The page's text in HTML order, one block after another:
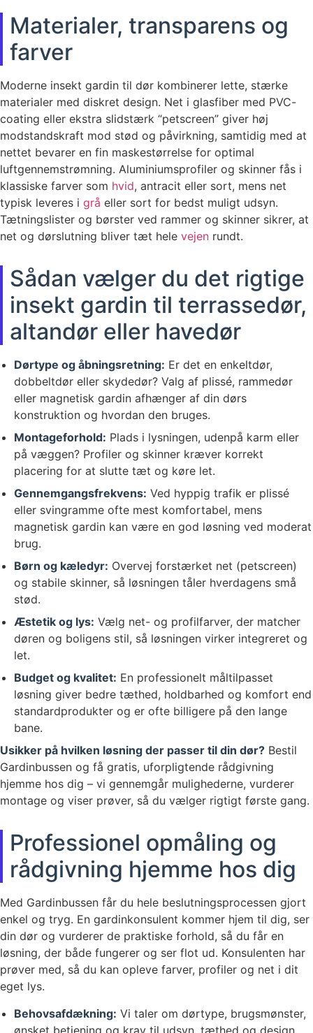
Materialer, transparens og
farver
Moderne insekt gardin til dør kombinerer lette, stærke
materialer med diskret design. Net i glasfiber med PVC-
coating eller ekstra slidstærk “petscreen” giver høj
modstandskraft mod stød og påvirkning, samtidig med at
nettet bevarer en fin maskestørrelse for optimal
luftgennemstrømning. Aluminiumsprofiler og skinner fås i
klassiske farver som hvid, antracit eller sort, mens net
typisk leveres i grå eller sort for bedst muligt udsyn.
Tætningslister og børster ved rammer og skinner sikrer, at
net og dørslutning bliver tæt hele vejen rundt.
Sådan vælger du det rigtige
insekt gardin til terrassedør,
altandør eller havedør
Dørtype og åbningsretning: Er det en enkeltdør,
dobbeltdør eller skydedør? Valg af plissé, rammedør
eller magnetisk gardin afhænger af din dørs
konstruktion og hvordan den bruges.
Montageforhold: Plads i lysningen, udenpå karm eller
på væggen? Profiler og skinner kræver korrekt
placering for at slutte tæt og køre let.
Gennemgangsfrekvens: Ved hyppig trafik er plissé
eller svingramme ofte mest komfortabel, mens
magnetisk gardin kan være en god løsning ved moderat
brug.
Børn og kæledyr: Overvej forstærket net (petscreen)
og stabile skinner, så løsningen tåler hverdagens små
stød.
Æstetik og lys: Vælg net- og profilfarver, der matcher
døren og boligens stil, så løsningen virker integreret og
let.
Budget og kvalitet: En professionelt måltilpasset
løsning giver bedre tæthed, holdbarhed og komfort end
standardprodukter og er ofte billigere på den lange
bane.
Usikker på hvilken løsning der passer til din dør? Bestil
Gardinbussen og få gratis, uforpligtende rådgivning
hjemme hos dig – vi gennemgår mulighederne, vurderer
montage og viser prøver, så du vælger rigtigt første gang.
Professionel opmåling og
rådgivning hjemme hos dig
Med Gardinbussen får du hele beslutningsprocessen gjort
enkel og tryg. En gardinkonsulent kommer hjem til dig, ser
din dør og vurderer de praktiske forhold, så du får en
løsning, der både fungerer og ser flot ud. Konsulenten har
prøver med, så du kan opleve farver, profiler og net i dit
eget lys.
Behovsafdækning: Vi taler om dørtype, brugsmønster,
ønsket betjening og krav til udsyn, tæthed og design.